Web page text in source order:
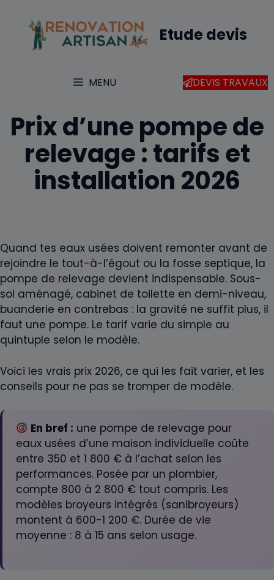
contenu
Etude devis
MENU DEVIS TRAVAUX
Prix d’une pompe de
relevage : tarifs et
installation 2026
Quand tes eaux usées doivent remonter avant de
rejoindre le tout-à-l’égout ou la fosse septique, la
pompe de relevage devient indispensable. Sous-
sol aménagé, cabinet de toilette en demi-niveau,
buanderie en contrebas : la gravité ne suffit plus, il
faut une pompe. Le tarif varie du simple au
quintuple selon le modèle.
Voici les vrais prix 2026, ce qui les fait varier, et les
conseils pour ne pas se tromper de modèle.
En bref : une pompe de relevage pour
eaux usées d’une maison individuelle coûte
entre 350 et 1 800 € à l’achat selon les
performances. Posée par un plombier,
compte 800 à 2 800 € tout compris. Les
modèles broyeurs intégrés (sanibroyeurs)
montent à 600-1 200 €. Durée de vie
moyenne : 8 à 15 ans selon usage.